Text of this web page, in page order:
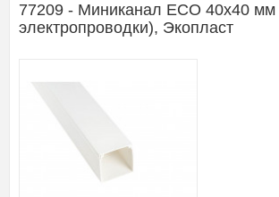
77209 - Миниканал ECO 40x40 мм
электропроводки), Экопласт